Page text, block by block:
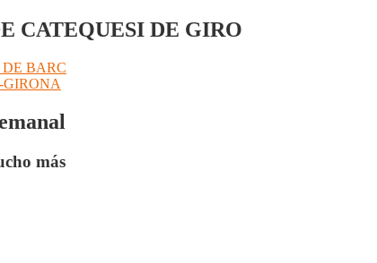
CATEQUESI DE GIRO
DE BARC
GIRONA
más